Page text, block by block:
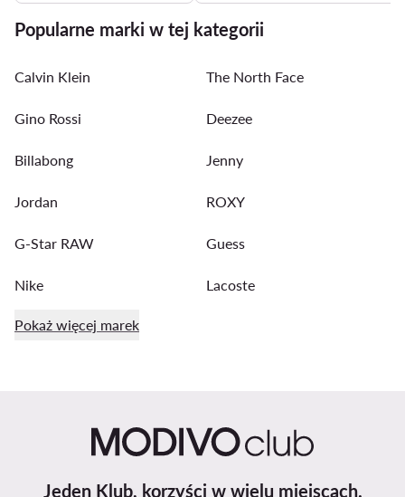
Popularne marki w tej kategorii
Calvin Klein The North Face
Gino Rossi Deezee
Billabong Jenny
Jordan ROXY
G-Star RAW Guess
Nike Lacoste
Pokaż więcej marek
Jeden Klub, korzyści w wielu miejscach.